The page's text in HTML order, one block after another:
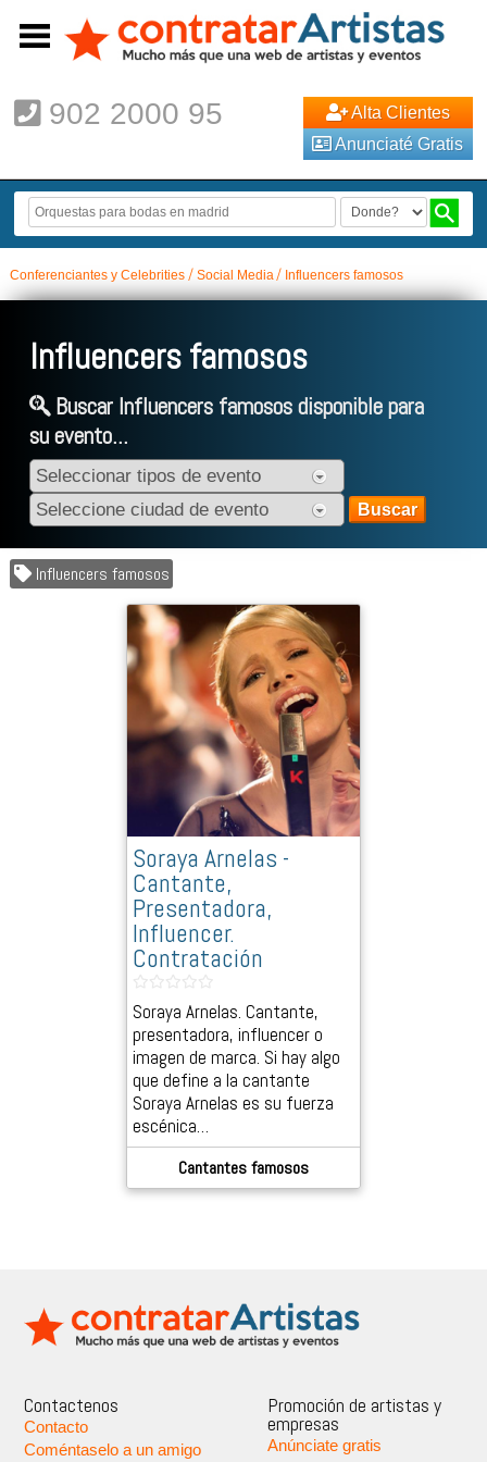
902 2000 95
Alta Clientes
Anunciaté Gratis
Conferenciantes y Celebrities Social Media Influencers famosos
Influencers famosos
Buscar Influencers famosos disponible para
su evento...
Influencers famosos
Soraya Arnelas -
Cantante,
Presentadora,
Influencer.
Contratación
Soraya Arnelas. Cantante,
presentadora, influencer o
imagen de marca. Si hay algo
que define a la cantante
Soraya Arnelas es su fuerza
escénica…
Cantantes famosos
Contactenos
Contacto
Coméntaselo a un amigo
Promoción de artistas y
empresas
Anúnciate gratis